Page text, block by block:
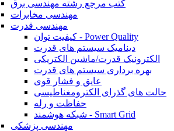
کتب مرجع رشته مهندسی برق
مهندسی مخابرات
مهندسی قدرت
کیفیت توان - Power Quality
دینامیک سیستم های قدرت
الکترونیک قدرت/ماشین الکتریکی
بهره برداری سیستم های قدرت
عایق و فشار قوی
حالت های گذرای الکترومغناطیسی
حفاظت و رله
شبکه هوشمند - Smart Grid
مهندسی پزشکی